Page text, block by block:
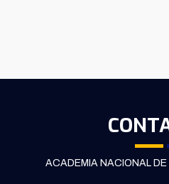
ACADEMIA NACIONAL